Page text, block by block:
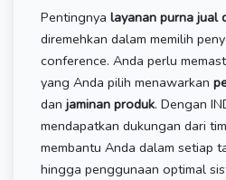
Pentingnya layanan purna jual
diremehkan dalam memilih
conference. Anda perlu
yang Anda pilih menawarkan
dan jaminan produk. Dengan
mendapatkan dukungan dari
membantu Anda dalam setiap
hingga penggunaan optimal